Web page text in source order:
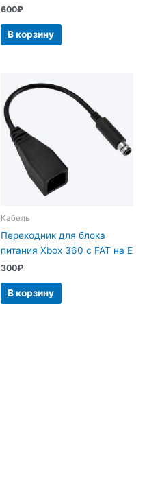
600₽
В корзину
Кабель
Переходник для блока
питания Xbox 360 с FAT на E
300₽
В корзину